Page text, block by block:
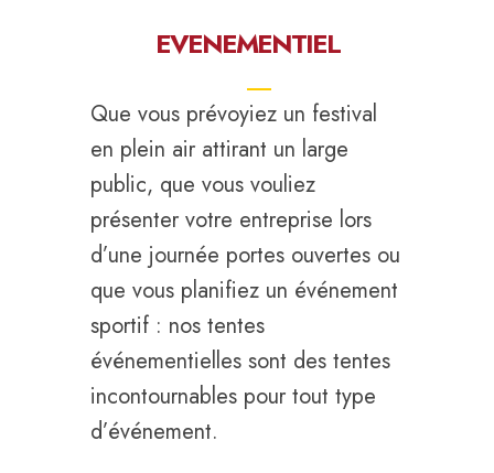
EVENEMENTIEL
Que vous prévoyiez un festival
en plein air attirant un large
public, que vous vouliez
présenter votre entreprise lors
d’une journée portes ouvertes ou
que vous planifiez un événement
sportif : nos tentes
événementielles sont des tentes
incontournables pour tout type
d’événement.